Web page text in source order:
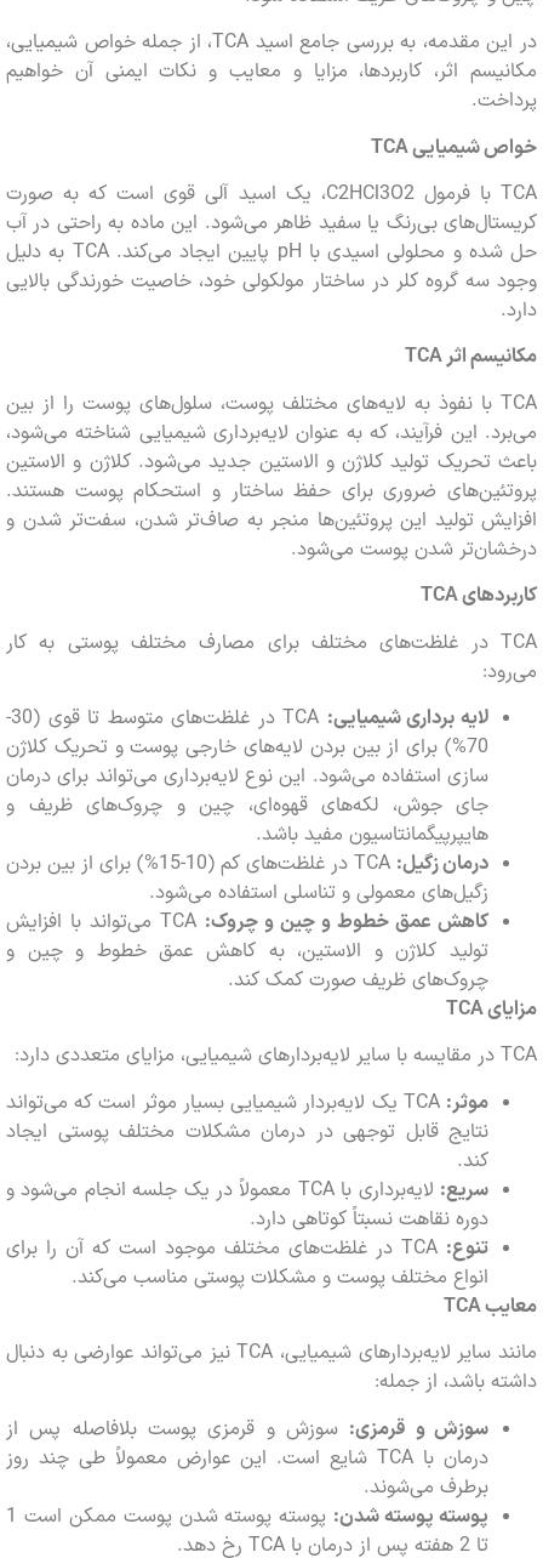
در این مقدمه، به بررسی جامع اسید TCA، از جمله خواص شیمیایی،
اثر، کاربردها، مزایا و معایب و نکات ایمنی آن خواهیم
شیمیاییTCA
TCA با فرمول C2HCl3O2، یک اسید آلی قوی است که به صورت
بی‌رنگ یا سفید ظاهر می‌شود. این ماده به راحتی در آب
حل شده و محلولی اسیدی با pH پایین ایجاد می‌کند. TCA به دلیل
سه گروه کلر در ساختار مولکولی خود، خاصیت خورندگی بالایی
اثرTCA
TCA با نفوذ به لایه‌های مختلف پوست، سلول‌های پوست را از بین
این فرآیند، که به عنوان لایه‌برداری شیمیایی شناخته می‌شود،
تحریک تولید کلاژن و الاستین جدید می‌شود. کلاژن و الاستین
ضروری برای حفظ ساختار و استحکام پوست هستند.
تولید این پروتئین‌ها منجر به صاف‌تر شدن، سفت‌تر شدن و
شدن پوست می‌شود.
TCA
TCA در غلظت‌های مختلف برای مصارف مختلف پوستی به کار
لایه برداری شیمیایی:
TCA در غلظت‌های متوسط ​​تا قوی (30-
70%) برای از بین بردن لایه‌های خارجی پوست و تحریک کلاژن
سازی استفاده می‌شود. این نوع لایه‌برداری می‌تواند برای درمان
جای جوش، لکه‌های قهوه‌ای، چین و چروک‌های ظریف و
هایپرپیگمانتاسیون مفید باشد.
درمان زگیل:
TCA در غلظت‌های کم (10-15%) برای از بین بردن
زگیل‌های معمولی و تناسلی استفاده می‌شود.
کاهش عمق خطوط و چین و چروک:
TCA می‌تواند با افزایش
تولید کلاژن و الاستین، به کاهش عمق خطوط و چین و
چروک‌های ظریف صورت کمک کند.
TCA
موثر:
TCA یک لایه‌بردار شیمیایی بسیار موثر است که می‌تواند
نتایج قابل توجهی در درمان مشکلات مختلف پوستی ایجاد
سریع:
لایه‌برداری با TCA معمولاً در یک جلسه انجام می‌شود و
دوره نقاهت نسبتاً کوتاهی دارد.
تنوع:
TCA در غلظت‌های مختلف موجود است که آن را برای
انواع مختلف پوست و مشکلات پوستی مناسب می‌کند.
TCA
مانند سایر لایه‌بردارهای شیمیایی، TCA نیز می‌تواند عوارضی به دنبال
باشد، از جمله:
سوزش و قرمزی:سوزش و قرمزی پوست بلافاصله پس از
درمان با TCA شایع است. این عوارض معمولاً طی چند روز
برطرف می‌شوند.
پوسته پوسته شدن:
پوسته پوسته شدن پوست ممکن است 1